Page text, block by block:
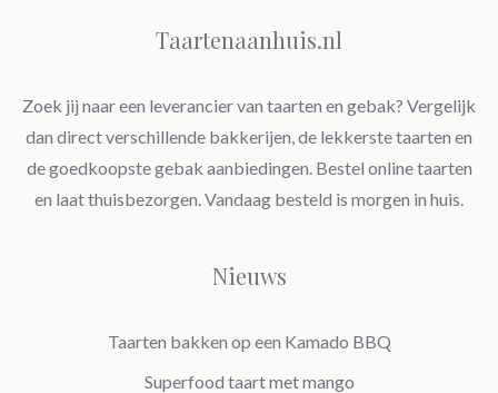
Taartenaanhuis.nl
Zoek jij naar een leverancier van taarten en gebak? Vergelijk
dan direct verschillende bakkerijen, de lekkerste taarten en
de goedkoopste gebak aanbiedingen. Bestel online taarten
en laat thuisbezorgen. Vandaag besteld is morgen in huis.
Nieuws
Taarten bakken op een Kamado BBQ
Superfood taart met mango